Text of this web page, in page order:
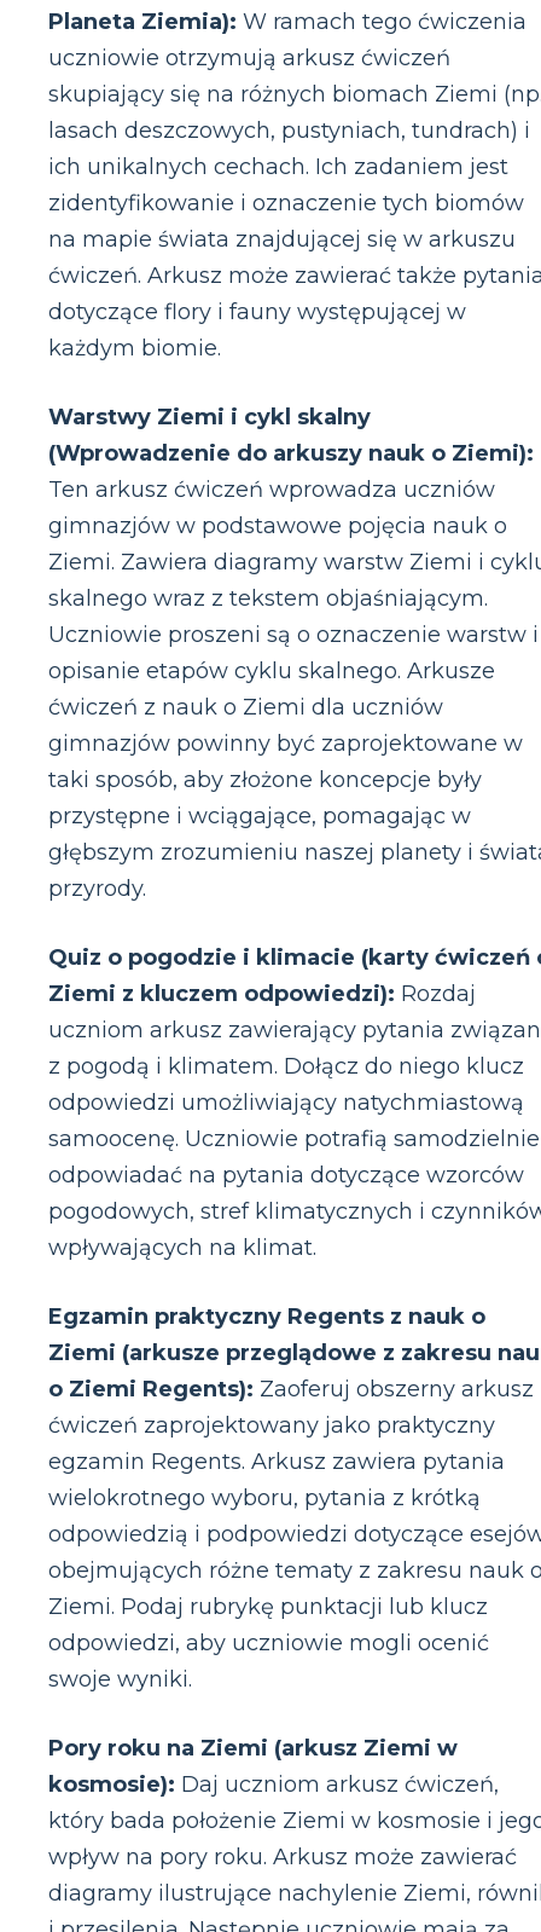
Planeta Ziemia): W ramach tego ćwiczenia
uczniowie otrzymują arkusz ćwiczeń
skupiający się na różnych biomach Ziemi
lasach deszczowych, pustyniach, tundrach) i
ich unikalnych cechach. Ich zadaniem jest
zidentyfikowanie i oznaczenie tych biomów
na mapie świata znajdującej się w arkuszu
ćwiczeń. Arkusz może zawierać także
dotyczące flory i fauny występującej w
każdym biomie.
Warstwy Ziemi i cykl skalny
(Wprowadzenie do arkuszy nauk o Ziemi):
Ten arkusz ćwiczeń wprowadza uczniów
gimnazjów w podstawowe pojęcia nauk o
Ziemi. Zawiera diagramy warstw Ziemi i
skalnego wraz z tekstem objaśniającym.
Uczniowie proszeni są o oznaczenie warstw i
opisanie etapów cyklu skalnego. Arkusze
ćwiczeń z nauk o Ziemi dla uczniów
gimnazjów powinny być zaprojektowane w
taki sposób, aby złożone koncepcje były
przystępne i wciągające, pomagając w
głębszym zrozumieniu naszej planety i
przyrody.
Quiz o pogodzie i klimacie (karty ćwiczeń
Ziemi z kluczem odpowiedzi): Rozdaj
uczniom arkusz zawierający pytania
z pogodą i klimatem. Dołącz do niego klucz
odpowiedzi umożliwiający natychmiastową
samoocenę. Uczniowie potrafią samodzielnie
odpowiadać na pytania dotyczące wzorców
pogodowych, stref klimatycznych i
wpływających na klimat.
Egzamin praktyczny Regents z nauk o
Ziemi (arkusze przeglądowe z zakresu
o Ziemi Regents): Zaoferuj obszerny arkusz
ćwiczeń zaprojektowany jako praktyczny
egzamin Regents. Arkusz zawiera pytania
wielokrotnego wyboru, pytania z krótką
odpowiedzią i podpowiedzi dotyczące
obejmujących różne tematy z zakresu nauk
Ziemi. Podaj rubrykę punktacji lub klucz
odpowiedzi, aby uczniowie mogli ocenić
swoje wyniki.
Pory roku na Ziemi (arkusz Ziemi w
kosmosie): Daj uczniom arkusz ćwiczeń,
który bada położenie Ziemi w kosmosie i
wpływ na pory roku. Arkusz może zawierać
diagramy ilustrujące nachylenie Ziemi,